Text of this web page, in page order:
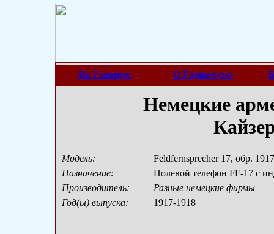
На Главную О Радиомузее
Немецкие
Модель:
Feldfernsprecher 17, обр.
Назначение:
Полевой телефон FF-17 с
Производитель:
Разные немецкие фирмы
Год(ы) выпуска:
1917-1918